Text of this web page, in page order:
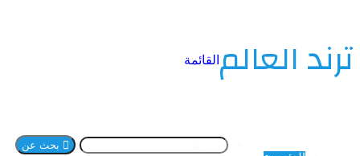
العالمالقائمة
بحث عن